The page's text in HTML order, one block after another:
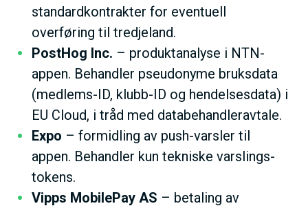
standardkontrakter for eventuell
overføring til tredjeland.
PostHog Inc. – produktanalyse i NTN-
appen. Behandler pseudonyme bruksdata
(medlems-ID, klubb-ID og hendelsesdata) i
EU Cloud, i tråd med databehandleravtale.
Expo – formidling av push-varsler til
appen. Behandler kun tekniske varslings-
tokens.
Vipps MobilePay AS – betaling av